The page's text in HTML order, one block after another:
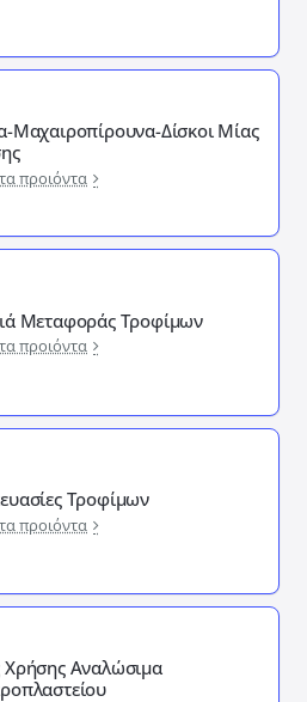
Μαχαιροπίρουνα-Δίσκοι Μίας
προιόντα
Μεταφοράς Τροφίμων
προιόντα
Τροφίμων
προιόντα
Χρήσης Αναλώσιμα